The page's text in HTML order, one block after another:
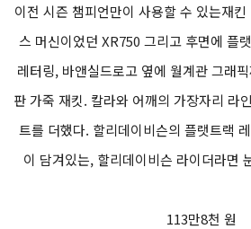
이전 시즌 챔피언만이 사용할 수 있는재
스 머신이었던 XR750 그리고 후면에 플
레터링, 바앤실드로고 옆에 월계관 그래
판 가죽 재킷. 칼라와 어깨의 가장자리 라
트를 더했다. 할리데이비슨의 플랫트랙
이 담겨있는, 할리데이비슨 라이더라면
113만8천 원